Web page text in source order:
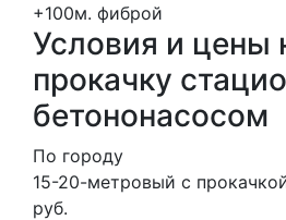
+100м. фиброй
Условия и цены
прокачку
бетононасосом
По городу
15-20-метровый с
руб.